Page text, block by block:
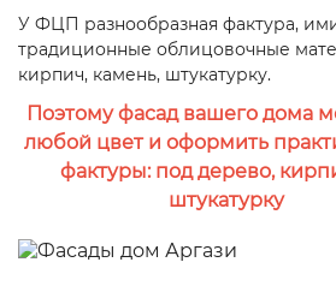
У ФЦП разнообразная фактура,
традиционные облицовочные
кирпич, камень, штукатурку.
Поэтому фасад вашего дома
любой цвет и оформить
фактуры: под дерево,